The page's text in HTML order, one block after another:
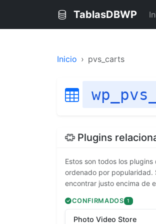
TablasDBWP
Inicio pvs_carts
Plugins
Estos son todos los
ordenado por popularidad.
encontrar justo encima de
CONFIRMADOS 1
Photo Video Store